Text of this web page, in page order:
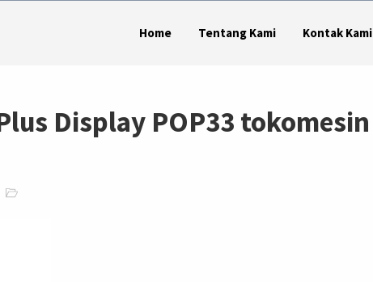
Home Tentang Kami Kontak Kami
Display POP33 tokomesin